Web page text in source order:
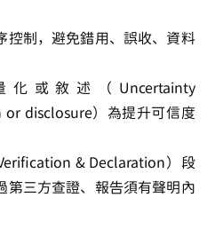
控制，避免錯用、誤收、資料
或敘述（Uncertainty
disclosure）為提升可信度
& Declaration）段
第三方查證、報告須有聲明內